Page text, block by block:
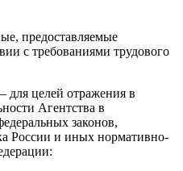
предоставляемые
с требованиями трудового
целей отражения в
Агентства в
законов,
России и иных нормативно-